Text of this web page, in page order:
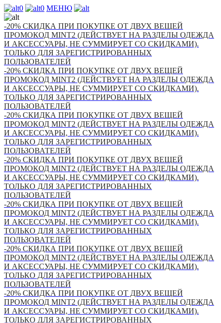
0 0 МЕНЮ
-20% СКИДКА ПРИ ПОКУПКЕ ОТ ДВУХ ВЕЩЕЙ
ПРОМОКОД MINT2 (ДЕЙСТВУЕТ НА РАЗДЕЛЫ ОДЕЖДА
И АКСЕССУАРЫ, НЕ СУММИРУЕТ СО СКИДКАМИ).
ТОЛЬКО ДЛЯ ЗАРЕГИСТРИРОВАННЫХ
ПОЛЬЗОВАТЕЛЕЙ
-20% СКИДКА ПРИ ПОКУПКЕ ОТ ДВУХ ВЕЩЕЙ
ПРОМОКОД MINT2 (ДЕЙСТВУЕТ НА РАЗДЕЛЫ ОДЕЖДА
И АКСЕССУАРЫ, НЕ СУММИРУЕТ СО СКИДКАМИ).
ТОЛЬКО ДЛЯ ЗАРЕГИСТРИРОВАННЫХ
ПОЛЬЗОВАТЕЛЕЙ
-20% СКИДКА ПРИ ПОКУПКЕ ОТ ДВУХ ВЕЩЕЙ
ПРОМОКОД MINT2 (ДЕЙСТВУЕТ НА РАЗДЕЛЫ ОДЕЖДА
И АКСЕССУАРЫ, НЕ СУММИРУЕТ СО СКИДКАМИ).
ТОЛЬКО ДЛЯ ЗАРЕГИСТРИРОВАННЫХ
ПОЛЬЗОВАТЕЛЕЙ
-20% СКИДКА ПРИ ПОКУПКЕ ОТ ДВУХ ВЕЩЕЙ
ПРОМОКОД MINT2 (ДЕЙСТВУЕТ НА РАЗДЕЛЫ ОДЕЖДА
И АКСЕССУАРЫ, НЕ СУММИРУЕТ СО СКИДКАМИ).
ТОЛЬКО ДЛЯ ЗАРЕГИСТРИРОВАННЫХ
ПОЛЬЗОВАТЕЛЕЙ
-20% СКИДКА ПРИ ПОКУПКЕ ОТ ДВУХ ВЕЩЕЙ
ПРОМОКОД MINT2 (ДЕЙСТВУЕТ НА РАЗДЕЛЫ ОДЕЖДА
И АКСЕССУАРЫ, НЕ СУММИРУЕТ СО СКИДКАМИ).
ТОЛЬКО ДЛЯ ЗАРЕГИСТРИРОВАННЫХ
ПОЛЬЗОВАТЕЛЕЙ
-20% СКИДКА ПРИ ПОКУПКЕ ОТ ДВУХ ВЕЩЕЙ
ПРОМОКОД MINT2 (ДЕЙСТВУЕТ НА РАЗДЕЛЫ ОДЕЖДА
И АКСЕССУАРЫ, НЕ СУММИРУЕТ СО СКИДКАМИ).
ТОЛЬКО ДЛЯ ЗАРЕГИСТРИРОВАННЫХ
ПОЛЬЗОВАТЕЛЕЙ
-20% СКИДКА ПРИ ПОКУПКЕ ОТ ДВУХ ВЕЩЕЙ
ПРОМОКОД MINT2 (ДЕЙСТВУЕТ НА РАЗДЕЛЫ ОДЕЖДА
И АКСЕССУАРЫ, НЕ СУММИРУЕТ СО СКИДКАМИ).
ТОЛЬКО ДЛЯ ЗАРЕГИСТРИРОВАННЫХ